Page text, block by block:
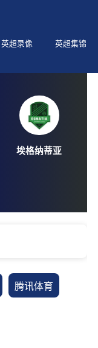
英超录像
英超集锦
腾讯体育